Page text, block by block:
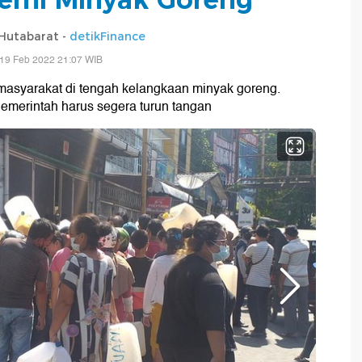
- detikFinance
Feb 2022 21:07 WIB
di tengah kelangkaan minyak goreng.
harus segera turun tangan